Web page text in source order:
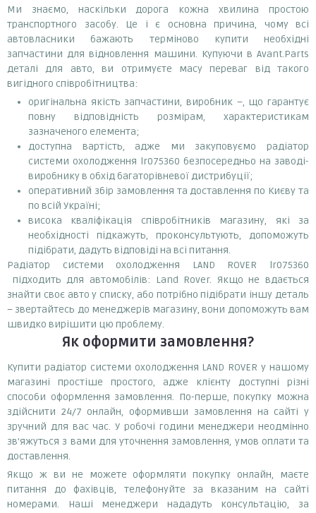
Ми знаємо, наскільки дорога кожна хвилина простою
транспортного засобу. Це і є основна причина, чому всі
автовласники бажають терміново купити необхідні
запчастини для відновлення машини. Купуючи в Avant.Parts
деталі для авто, ви отримуєте масу переваг від такого
вигідного співробітництва:
оригінальна якість запчастини, виробник –, що гарантує
повну відповідність розмірам, характеристикам
зазначеного елемента;
доступна вартість, адже ми закуповуємо радіатор
системи охолодження lr075360 безпосередньо на заводі-
виробнику в обхід багаторівневої дистрибуції;
оперативний збір замовлення та доставлення по Києву та
по всій Україні;
висока кваліфікація співробітників магазину, які за
необхідності підкажуть, проконсультують, допоможуть
підібрати, дадуть відповіді на всі питання.
Радіатор системи охолодження LAND ROVER lr075360
підходить для автомобілів: Land Rover. Якщо не вдається
знайти своє авто у списку, або потрібно підібрати іншу деталь
– звертайтесь до менеджерів магазину, вони допоможуть вам
швидко вирішити цю проблему.
Як оформити замовлення?
Купити радіатор системи охолодження LAND ROVER у нашому
магазині простіше простого, адже клієнту доступні різні
способи оформлення замовлення. По-перше, покупку можна
здійснити 24/7 онлайн, оформивши замовлення на сайті у
зручний для вас час. У робочі години менеджери неодмінно
зв'яжуться з вами для уточнення замовлення, умов оплати та
доставлення.
Якщо ж ви не можете оформляти покупку онлайн, маєте
питання до фахівців, телефонуйте за вказаним на сайті
номерами. Наші менеджери нададуть консультацію, за